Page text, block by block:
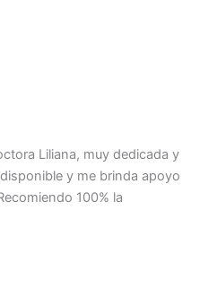
Liliana, muy dedicada y
y me brinda apoyo
100% la